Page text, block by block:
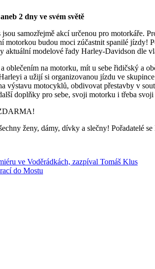
2 dny ve svém světě
samozřejmě akcí určenou pro motorkáře.
motorkou budou moci zúčastnit spanilé jízdy!
aktuální modelové řady Harley-Davidson dle
oblečením na motorku, mít u sebe řidičský a
a užijí si organizovanou jízdu ve
výstavu motocyklů, obdivovat přestavby v
doplňky pro sebe, svoji motorku i třeba
ženy, dámy, dívky a slečny! Pořadatelé
ve Voděrádkách, zazpíval Tomáš Klus
do Mostu